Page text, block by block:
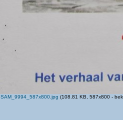
SAM_9994_587x800.jpg (108.81 KB, 587x800 -